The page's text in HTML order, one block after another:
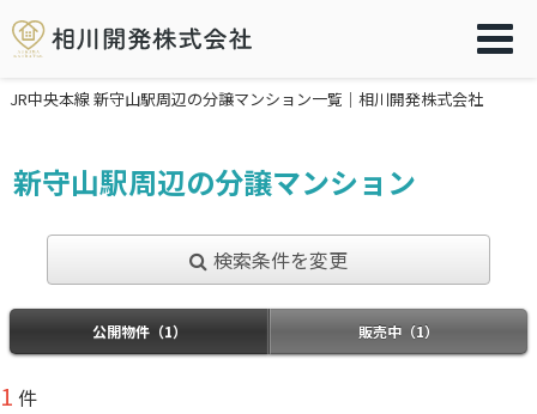
JR中央本線 新守山駅周辺の分譲マンション一覧｜相川開発株式会社
新守山駅周辺の分譲マンション
検索条件を変更
公開物件（1） 販売中（1）
1 件